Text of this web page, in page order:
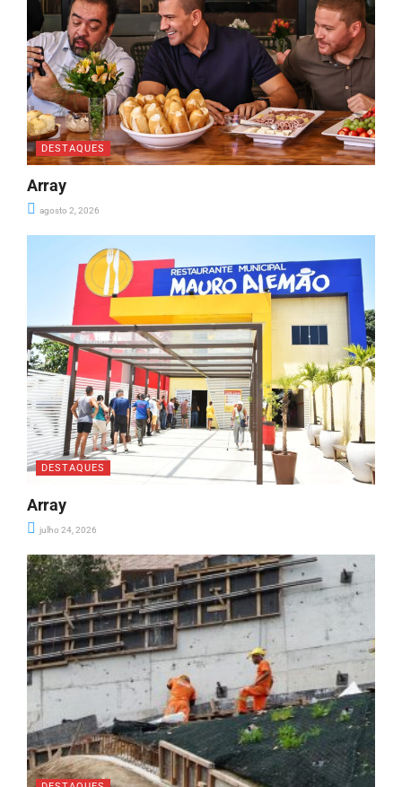
DESTAQUES
Array
agosto 2, 2026
DESTAQUES
Array
julho 24, 2026